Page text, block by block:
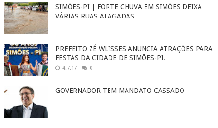
SIMÕES-PI | FORTE CHUVA EM SIMÕES DEIXA
VÁRIAS RUAS ALAGADAS
PREFEITO ZÉ WLISSES ANUNCIA ATRAÇÕES PARA
FESTAS DA CIDADE DE SIMÕES-PI.
4.7.17 0
GOVERNADOR TEM MANDATO CASSADO